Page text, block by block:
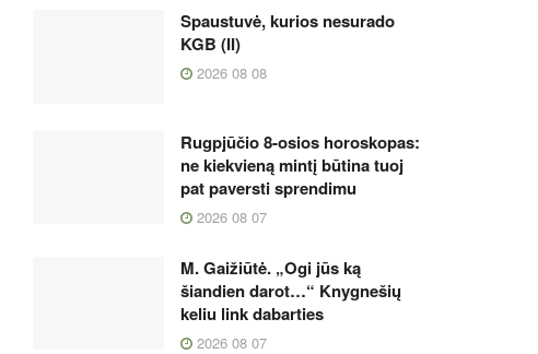
Spaustuvė, kurios nesurado
KGB (II)
2026 08 08
Rugpjūčio 8-osios horoskopas:
ne kiekvieną mintį būtina tuoj
pat paversti sprendimu
2026 08 07
M. Gaižiūtė. „Ogi jūs ką
šiandien darot…“ Knygnešių
keliu link dabarties
2026 08 07